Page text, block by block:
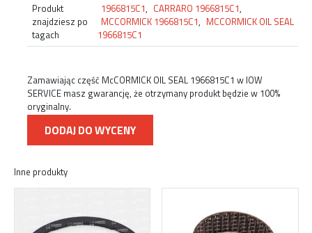
Produkt
znajdziesz po
tagach
1966815C1, CARRARO 1966815C1,
MCCORMICK 1966815C1, MCCORMICK OIL SEAL
1966815C1
Zamawiając część McCORMICK OIL SEAL 1966815C1 w IOW
SERVICE masz gwarancję, że otrzymany produkt będzie w 100%
oryginalny.
DODAJ DO WYCENY
Inne produkty